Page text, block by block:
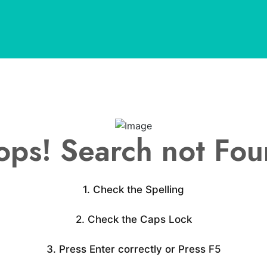
Search not
1. Check the Spelling
2. Check the Caps Lock
3. Press Enter correctly or Press F5